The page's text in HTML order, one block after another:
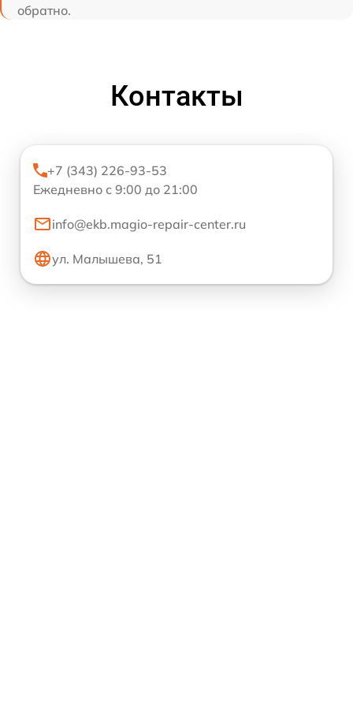
обратно.
Контакты
+7 (343) 226-93-53
Ежедневно с 9:00 до 21:00
info@ekb.magio-repair-center.ru
ул. Малышева, 51